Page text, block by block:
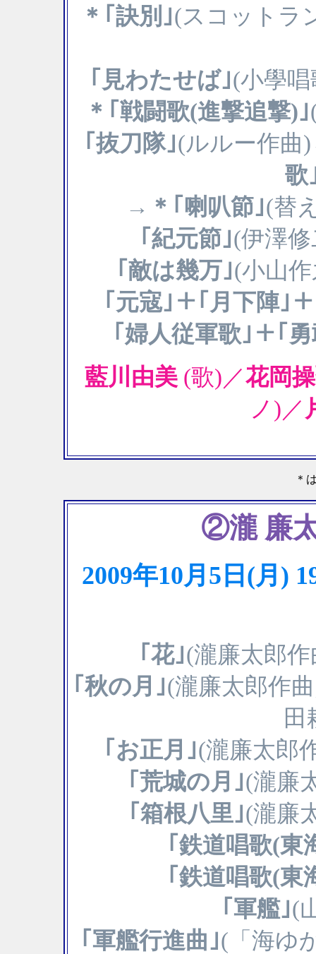
＊｢訣別｣(スコットラ
｢見わたせば｣(小學
＊｢戦闘歌(進撃追撃)｣
｢抜刀隊｣(ルルー作曲)
歌
→＊｢喇叭節｣(替
｢紀元節｣(伊澤
｢敵は幾万｣(小山
｢元寇｣＋｢月下陣｣
｢婦人従軍歌｣＋｢
藍川由美(歌)／花岡
ノ)／
＊
②瀧 廉
2009年10月5日(月)
｢花｣(瀧廉太郎
｢秋の月｣(瀧廉太郎作
田
｢お正月｣(瀧廉太郎
｢荒城の月｣(瀧廉
｢箱根八里｣(瀧廉
｢鉄道唱歌(東
｢鉄道唱歌(東
｢軍艦｣(
｢軍艦行進曲｣(「海ゆ